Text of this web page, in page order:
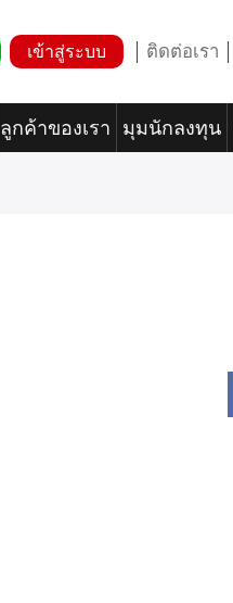
เข้าสู่ระบบ ติดต่อเรา
ลูกค้าของเรา มุมนักลงทุน